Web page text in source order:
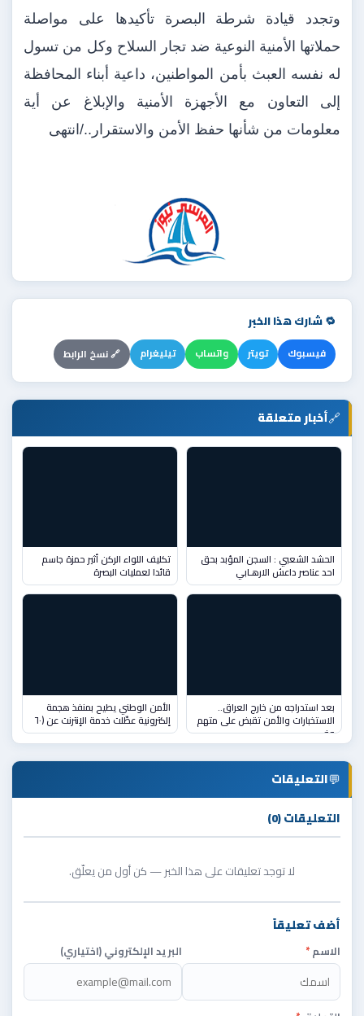
وتجدد قيادة شرطة البصرة تأكيدها على مواصلة
حملاتها الأمنية النوعية ضد تجار السلاح وكل من تسول
له نفسه العبث بأمن المواطنين، داعية أبناء المحافظة
إلى التعاون مع الأجهزة الأمنية والإبلاغ عن أية
معلومات من شأنها حفظ الأمن والاستقرار../انتهى
🔁 شارك هذا الخبر
فيسبوك تويتر واتساب تيليغرام 🔗 نسخ الرابط
🔗أخبار متعلقة
الحشد الشعبي : السجن المؤبد بحق
احد عناصر داعش الارهـابي
تكليف اللواء الركن أثير حمزة جاسم
قائدا لعمليات البصرة
بعد استدراجه من خارج العراق..
الاستخبارات والأمن تقبض على متهم
وف
الأمن الوطني يطيح بمنفذ هجمة
إلكترونية عطّلت خدمة الإنترنت عن (٦٠
💬التعليقات
التعليقات (0)
لا توجد تعليقات على هذا الخبر — كن أول من يعلّق.
أضف تعليقاً
الاسم* البريد الإلكتروني (اختياري)